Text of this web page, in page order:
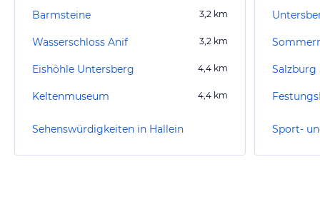
Barmsteine 3,2 km
Wasserschloss Anif 3,2 km
Eishöhle Untersberg 4,4 km
Keltenmuseum 4,4 km
Sehenswürdigkeiten in Hallein
Salzburg
Sport-